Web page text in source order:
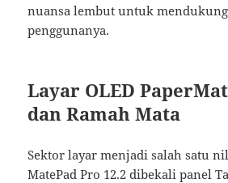
nuansa lembut untuk
penggunanya.
Layar OLED
dan Ramah Mata
Sektor layar menjadi salah satu
MatePad Pro 12.2 dibekali panel